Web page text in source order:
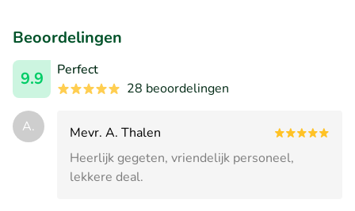
Beoordelingen
9.9
Perfect
28 beoordelingen
A.
Mevr. A. Thalen
Heerlijk gegeten, vriendelijk personeel,
lekkere deal.